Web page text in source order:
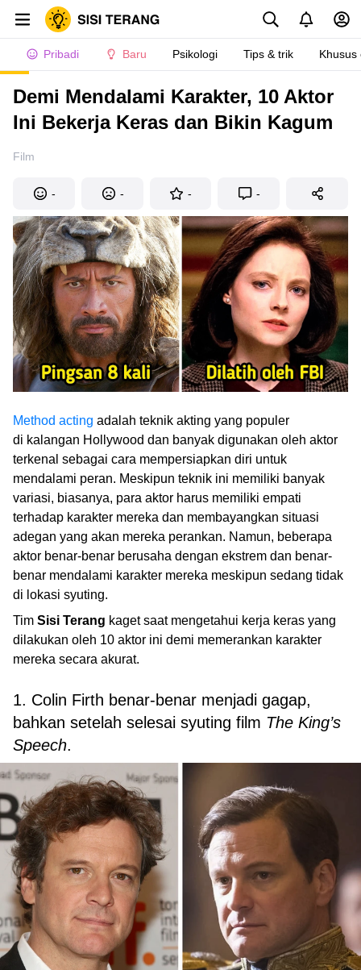
Pribadi Baru Psikologi Tips & trik Khusus
Demi Mendalami Karakter, 10 Aktor
Ini Bekerja Keras dan Bikin Kagum
Film
- - - -
Method acting adalah teknik akting yang populer
di kalangan Hollywood dan banyak digunakan oleh aktor
terkenal sebagai cara mempersiapkan diri untuk
mendalami peran. Meskipun teknik ini memiliki banyak
variasi, biasanya, para aktor harus memiliki empati
terhadap karakter mereka dan membayangkan situasi
adegan yang akan mereka perankan. Namun, beberapa
aktor benar-benar berusaha dengan ekstrem dan benar-
benar mendalami karakter mereka meskipun sedang tidak
di lokasi syuting.
Tim Sisi Terang kaget saat mengetahui kerja keras yang
dilakukan oleh 10 aktor ini demi memerankan karakter
mereka secara akurat.
1. Colin Firth benar-benar menjadi gagap,
bahkan setelah selesai syuting film The King’s
Speech.